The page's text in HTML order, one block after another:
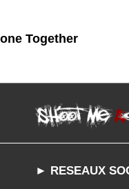
Together
► RESEAUX